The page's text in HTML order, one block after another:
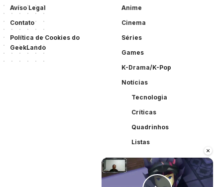
×
Aviso Legal
Contato
Política de Cookies do
GeekLando
Anime
Cinema
Séries
Games
K-Drama/K-Pop
Notícias
Tecnologia
Críticas
Quadrinhos
Listas